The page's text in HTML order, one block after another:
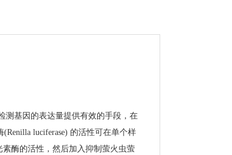
测基因的表达量提供有效的手段，在
(Renilla luciferase) 的活性可在单个样
酶的活性，然后加入抑制萤火虫萤